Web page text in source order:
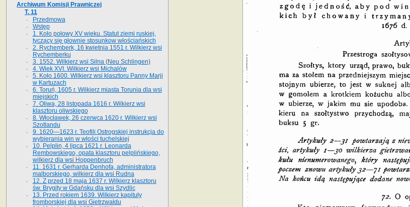
Archiwum Komisji Prawniczej
T. 11
Przedmowa
Wstęp
1. Koło połowy XV wieku. Statut ziemi ruskiej,
tyczący się głownie stosunkow włościańskich
2. Rychemberk, 16 kwietnia 1551 r. Wilkierz wsi
Rychemberku
3. 1552. Wilkierz wsi Silna (Neu Schlingen)
4. Wiek XVI. Wilkierz wsi Michalów
5. Koło 1600. Wilkierz wsi klasztoru Panny Marji
w Kartuzach
6. Toruń, 1605 r. Wilkierz miasta Torunia dla wsi
miejskich
7. Oliwa, 28 listopada 1616 r. Wilkierz wsi
klasztoru oliwskiego
8. Włocławek, 26 czerwca 1620 r. Wilkierz wsi
Szotlandu
9. 1620—1623 r. Teofili Ostrogskiej instrukcja do
wybierania win w włości tuchelskiej
10. Pelplin, 4 lipca 1621 r. Leonarda
Rembowskiego, opata klasztoru pelplińskiego,
wilkierz dla wsi Hoppenbruch
11. 1631 r. Gerharda Denhofa, administratora
malborskiego, wilkierz dla wsi Rudna
12. Z przed 18 maja 1637 r. Wilkierz klasztoru
św. Brygity w Gdańsku dla wsi Szydlic
13. Przed rokiem 1639. Wilkierz kapituły
fromborskiej dla wsi Gietrzwałdu